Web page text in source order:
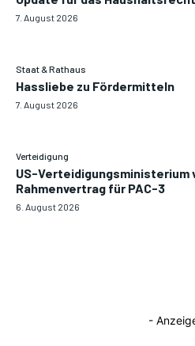
7. August 2026
Staat & Rathaus
Hassliebe zu Fördermitteln
7. August 2026
Verteidigung
US-Verteidigungsministerium
Rahmenvertrag für PAC-3
6. August 2026
-